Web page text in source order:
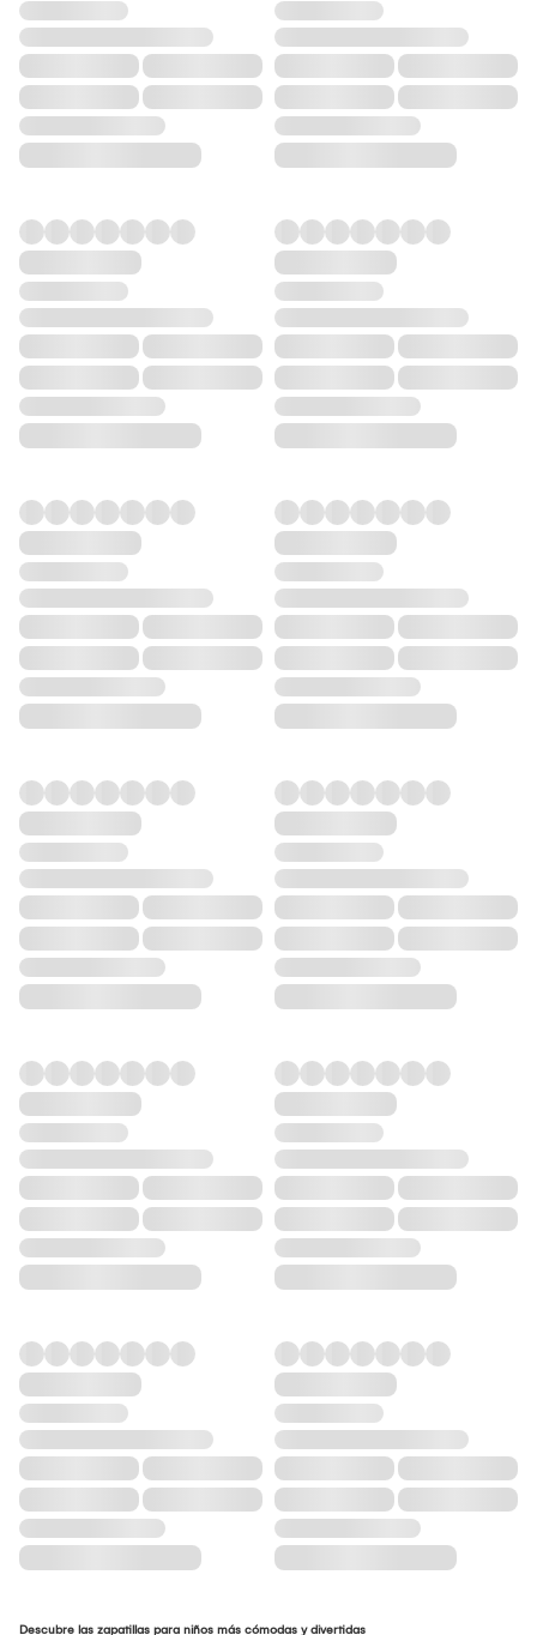
Descubre las zapatillas para niños más cómodas y divertidas